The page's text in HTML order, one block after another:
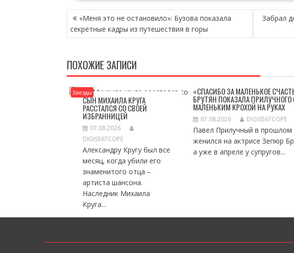
НАВИГАЦИЯ
ПО
ЗАПИСЯМ
«Меня это не остановило»: Бузова показала
секретные кадры из путешествия в горы
Забрал
ПОХОЖИЕ ЗАПИСИ
Звезды
СЫН МИХАИЛА КРУГА
РАССТАЛСЯ СО СВОЕЙ
ИЗБРАННИЦЕЙ
07.08.2026
DIGIS567COPE
Александру Кругу был все
месяц, когда убили его
знаменитого отца –
артиста шансона.
Наследник Михаила
Круга...
«СПАСИБО ЗА МАЛЕНЬКОЕ
БРУТЯН ПОКАЗАЛА ПРИЛУЧНОГО
МАЛЕНЬКИМ КРОХОЙ НА РУКАХ
07.08.2026 DIGIS567COPE
Павел Прилучный в прошлом
женился на актрисе Зепюр
а уже в апреле у супругов...